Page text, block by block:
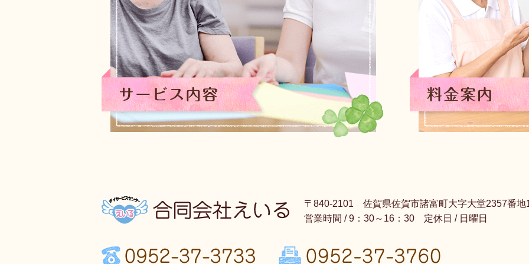
〒840-2101 佐賀県佐賀市諸富町大字大堂2357番地
営業時間 / 9：30～16：30 定休日 / 日曜日